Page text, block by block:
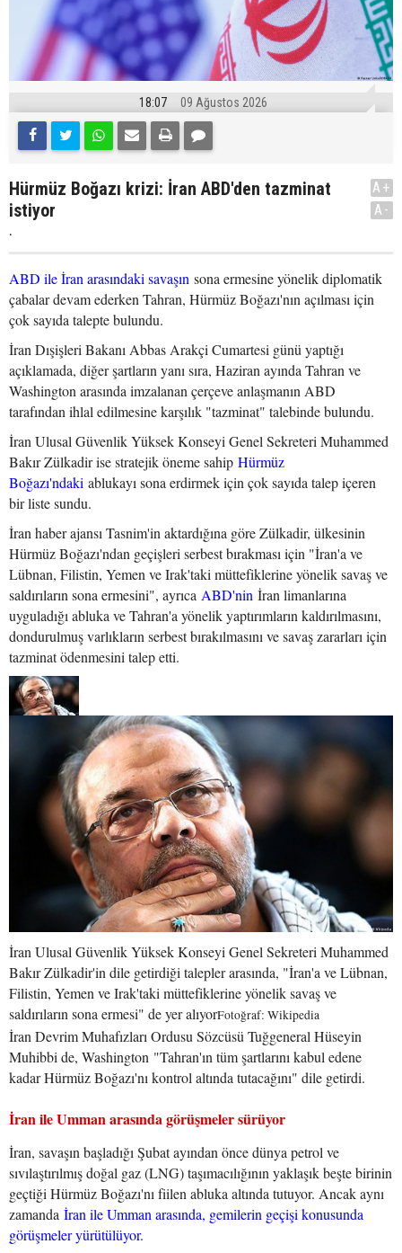
18:07 09 Ağustos 2026
Hürmüz Boğazı krizi: İran ABD'den tazminat
istiyor
.
A+
A-
ABD ile İran arasındaki savaşın sona ermesine yönelik diplomatik
çabalar devam ederken Tahran, Hürmüz Boğazı'nın açılması için
çok sayıda talepte bulundu.
İran Dışişleri Bakanı Abbas Arakçi Cumartesi günü yaptığı
açıklamada, diğer şartların yanı sıra, Haziran ayında Tahran ve
Washington arasında imzalanan çerçeve anlaşmanın ABD
tarafından ihlal edilmesine karşılık "tazminat" talebinde bulundu.
İran Ulusal Güvenlik Yüksek Konseyi Genel Sekreteri Muhammed
Bakır Zülkadir ise stratejik öneme sahip Hürmüz
Boğazı'ndaki ablukayı sona erdirmek için çok sayıda talep içeren
bir liste sundu.
İran haber ajansı Tasnim'in aktardığına göre Zülkadir, ülkesinin
Hürmüz Boğazı'ndan geçişleri serbest bırakması için "İran'a ve
Lübnan, Filistin, Yemen ve Irak'taki müttefiklerine yönelik savaş ve
saldırıların sona ermesini", ayrıca ABD'nin İran limanlarına
uyguladığı abluka ve Tahran'a yönelik yaptırımların kaldırılmasını,
dondurulmuş varlıkların serbest bırakılmasını ve savaş zararları için
tazminat ödenmesini talep etti.
İran Ulusal Güvenlik Yüksek Konseyi Genel Sekreteri Muhammed
Bakır Zülkadir'in dile getirdiği talepler arasında, "İran'a ve Lübnan,
Filistin, Yemen ve Irak'taki müttefiklerine yönelik savaş ve
saldırıların sona ermesi" de yer alıyorFotoğraf: Wikipedia
İran Devrim Muhafızları Ordusu Sözcüsü Tuğgeneral Hüseyin
Muhibbi de, Washington "Tahran'ın tüm şartlarını kabul edene
kadar Hürmüz Boğazı'nı kontrol altında tutacağını" dile getirdi.
İran ile Umman arasında görüşmeler sürüyor
İran, savaşın başladığı Şubat ayından önce dünya petrol ve
sıvılaştırılmış doğal gaz (LNG) taşımacılığının yaklaşık beşte birinin
geçtiği Hürmüz Boğazı'nı fiilen abluka altında tutuyor. Ancak aynı
zamanda İran ile Umman arasında, gemilerin geçişi konusunda
görüşmeler yürütülüyor.